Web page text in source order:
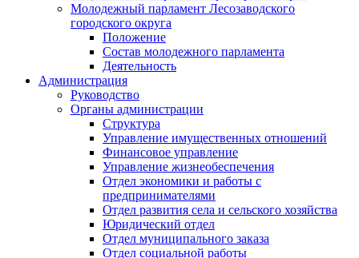
Молодежный парламент Лесозаводского
городского округа
Положение
Состав молодежного парламента
Деятельность
Администрация
Руководство
Органы администрации
Структура
Управление имущественных отношений
Финансовое управление
Управление жизнеобеспечения
Отдел экономики и работы с
предпринимателями
Отдел развития села и сельского хозяйства
Юридический отдел
Отдел муниципального заказа
Отдел социальной работы